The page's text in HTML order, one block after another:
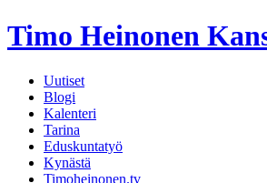
Timo Heinonen
Uutiset
Blogi
Kalenteri
Tarina
Eduskuntatyö
Kynästä
Timoheinonen.tv